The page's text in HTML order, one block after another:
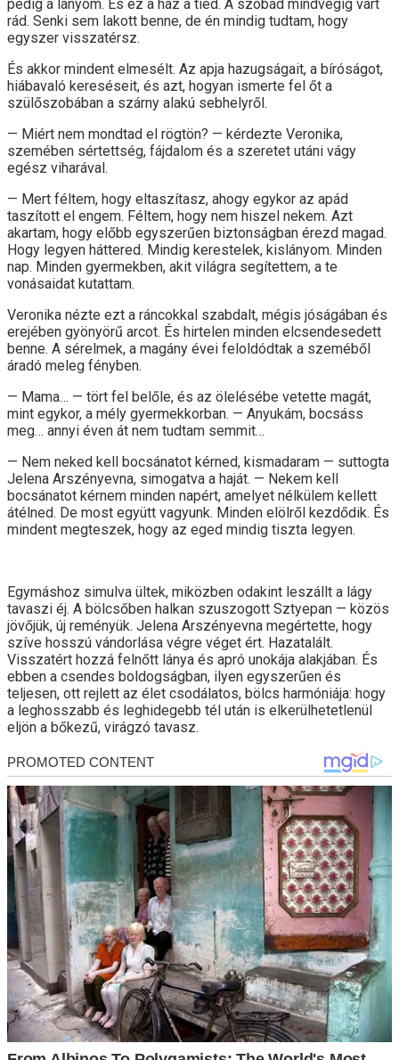
pedig a lányom. És ez a ház a tiéd. A szobád mindvégig várt
rád. Senki sem lakott benne, de én mindig tudtam, hogy
egyszer visszatérsz.
És akkor mindent elmesélt. Az apja hazugságait, a bíróságot,
hiábavaló kereséseit, és azt, hogyan ismerte fel őt a
szülőszobában a szárny alakú sebhelyről.
— Miért nem mondtad el rögtön? — kérdezte Veronika,
szemében sértettség, fájdalom és a szeretet utáni vágy
egész viharával.
— Mert féltem, hogy eltaszítasz, ahogy egykor az apád
taszított el engem. Féltem, hogy nem hiszel nekem. Azt
akartam, hogy előbb egyszerűen biztonságban érezd magad.
Hogy legyen háttered. Mindig kerestelek, kislányom. Minden
nap. Minden gyermekben, akit világra segítettem, a te
vonásaidat kutattam.
Veronika nézte ezt a ráncokkal szabdalt, mégis jóságában és
erejében gyönyörű arcot. És hirtelen minden elcsendesedett
benne. A sérelmek, a magány évei feloldódtak a szeméből
áradó meleg fényben.
— Mama… — tört fel belőle, és az ölelésébe vetette magát,
mint egykor, a mély gyermekkorban. — Anyukám, bocsáss
meg… annyi éven át nem tudtam semmit…
— Nem neked kell bocsánatot kérned, kismadaram — suttogta
Jelena Arszényevna, simogatva a haját. — Nekem kell
bocsánatot kérnem minden napért, amelyet nélkülem kellett
átélned. De most együtt vagyunk. Minden elölről kezdődik. És
mindent megteszek, hogy az eged mindig tiszta legyen.
Egymáshoz simulva ültek, miközben odakint leszállt a lágy
tavaszi éj. A bölcsőben halkan szuszogott Sztyepan — közös
jövőjük, új reményük. Jelena Arszényevna megértette, hogy
szíve hosszú vándorlása végre véget ért. Hazatalált.
Visszatért hozzá felnőtt lánya és apró unokája alakjában. És
ebben a csendes boldogságban, ilyen egyszerűen és
teljesen, ott rejlett az élet csodálatos, bölcs harmóniája: hogy
a leghosszabb és leghidegebb tél után is elkerülhetetlenül
eljön a bőkezű, virágzó tavasz.